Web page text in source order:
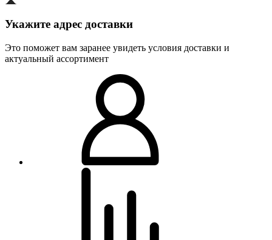
Укажите адрес доставки
Это поможет вам заранее увидеть условия доставки и
актуальный ассортимент